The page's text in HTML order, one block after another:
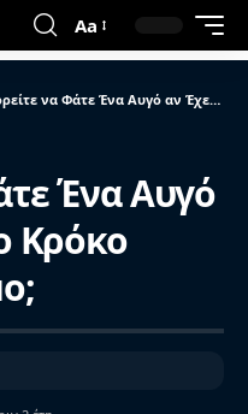
Aa
να Φάτε Ένα Αυγό αν Έχει Πράσινο Κρόκο Μετά το Βράσιμο;
Ένα Αυγό
Κρόκο